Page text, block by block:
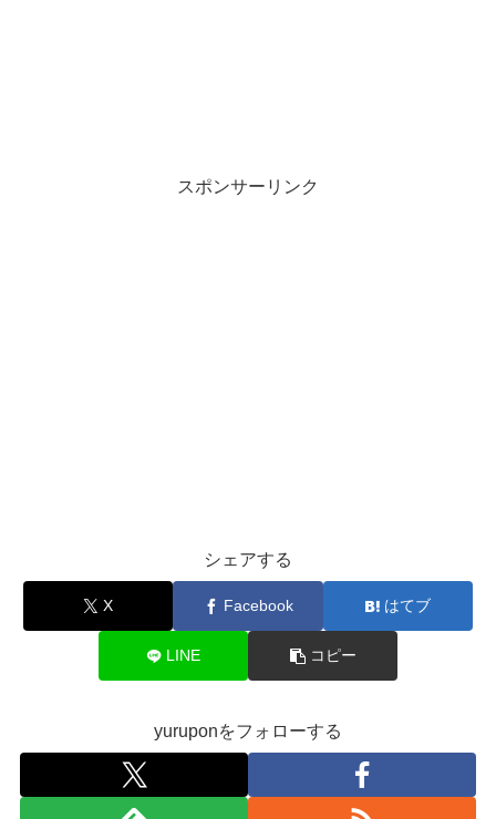
スポンサーリンク
シェアする
X Facebook はてブ
LINE コピー
yuruponをフォローする